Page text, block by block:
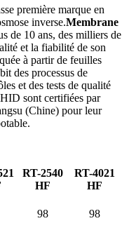
première marque en
inverse.Membrane
de 10 ans, des milliers de
et la fiabilité de son
à partir de feuilles
des processus de
et des tests de qualité
sont certifiées par
(Chine) pour leur
RT-2540
HF
RT-4021
HF
98 98